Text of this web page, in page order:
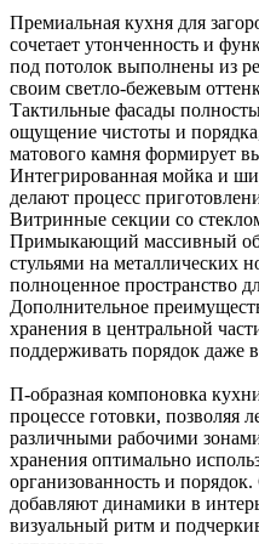
Премиальная кухня для
сочетает утонченность и
под потолок выполнены из
своим светло-бежевым
Тактильные фасады
ощущение чистоты и
матового камня формирует
Интегрированная мойка и
делают процесс
Витринные секции со
Примыкающий массивный
стульями на металлических
полноценное пространство
Дополнительное
хранения в центральной
поддерживать порядок даже
П-образная компоновка
процессе готовки, позволяя
различными рабочими
хранения оптимально
организованность и
добавляют динамики в
визуальный ритм и